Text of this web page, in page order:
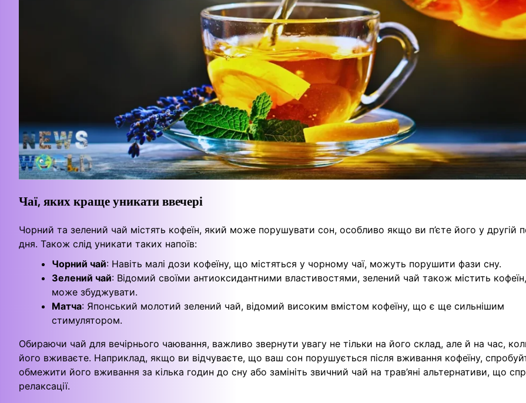
Чаї, яких краще уникати ввечері
Чорний та зелений чай містять кофеїн, який може порушувати сон, особливо якщо ви п’єте його у другій
дня. Також слід уникати таких напоїв:
Чорний чай: Навіть малі дози кофеїну, що містяться у чорному чаї, можуть порушити фази сну.
Зелений чай: Відомий своїми антиоксидантними властивостями, зелений чай також містить
може збуджувати.
Матча: Японський молотий зелений чай, відомий високим вмістом кофеїну, що є ще сильнішим
стимулятором.
Обираючи чай для вечірнього чаювання, важливо звернути увагу не тільки на його склад, але й на час,
його вживаєте. Наприклад, якщо ви відчуваєте, що ваш сон порушується після вживання кофеїну,
обмежити його вживання за кілька годин до сну або замініть звичний чай на трав’яні альтернативи, що
релаксації.